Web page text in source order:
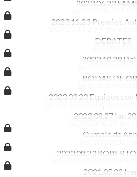
2023.06.23
2023.11.23 Premios
DEBATES
2023.10.29
BODAS DE
2023.09.20 Equipos con
2023.08.27 Ian
Cumple de
2023.08.23
2021.05.02